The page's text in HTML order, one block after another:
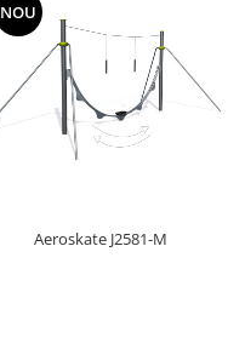
NOU
Aeroskate J2581-M